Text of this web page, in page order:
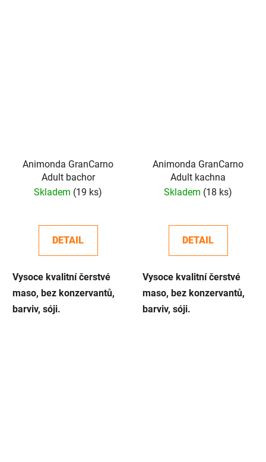
Animonda GranCarno
Adult bachor
Skladem (19 ks)
DETAIL
Vysoce kvalitní čerstvé
maso, bez konzervantů,
barviv, sóji.
Animonda GranCarno
Adult kachna
Skladem (18 ks)
DETAIL
Vysoce kvalitní čerstvé
maso, bez konzervantů,
barviv, sóji.